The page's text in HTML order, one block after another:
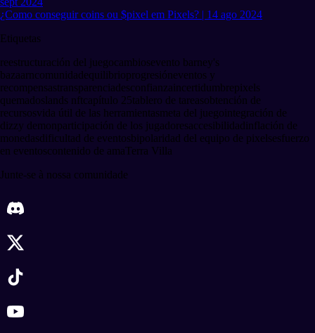
¿Como conseguir coins ou $pixel em Pixels? | 14 ago 2024
Etiquetas
reestructuración del juegocambiosevento barney's
bazaarncomunidadequilibrioprogresióneventos y
recompensastransparenciadesconfianzaincertidumbrepixels
quemadoslands nftcapítulo 25tablero de tareasobtención de
recursosvida útil de las herramientasmeta del juegointegración de
dizzy demonparticipación de los jugadoresaccesibilidadinflación de
monedasdificultad de eventosbipolaridad del equipo de pixelsesfuerzo
en eventoscontenido de amaTerra Villa
Junte-se à nossa comunidade